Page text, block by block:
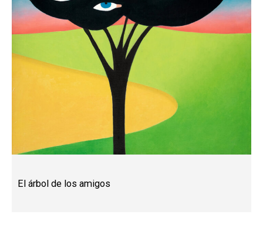
El árbol de los amigos